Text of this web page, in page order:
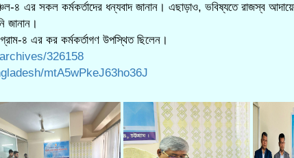
৪ এর সকল কর্মকর্তাদের ধন্যবাদ জানান। এছাড়াও, ভবিষ্যতে রাজস্ব
জানান।
৪ এর কর কর্মকর্তাগণ উপস্থিত ছিলেন।
326158
mtA5wPkeJ63ho36J